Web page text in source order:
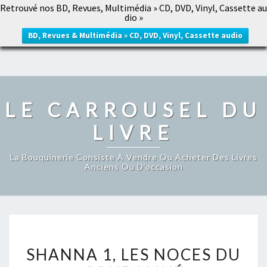
Retrouvé nos BD, Revues, Multimédia » CD, DVD, Vinyl, Cassette au
dio »
BD, Revues & Multimédia » CD, DVD, Vinyl, Cassette audio
LE CARROUSEL DU LIVRE
LE CARROUSEL DU
LIVRE
La Bouquinerie Consiste À Vendre Ou Acheter Des Livres
Anciens Ou D’occasion
1,
SHANNA 1, LES NOCES DU